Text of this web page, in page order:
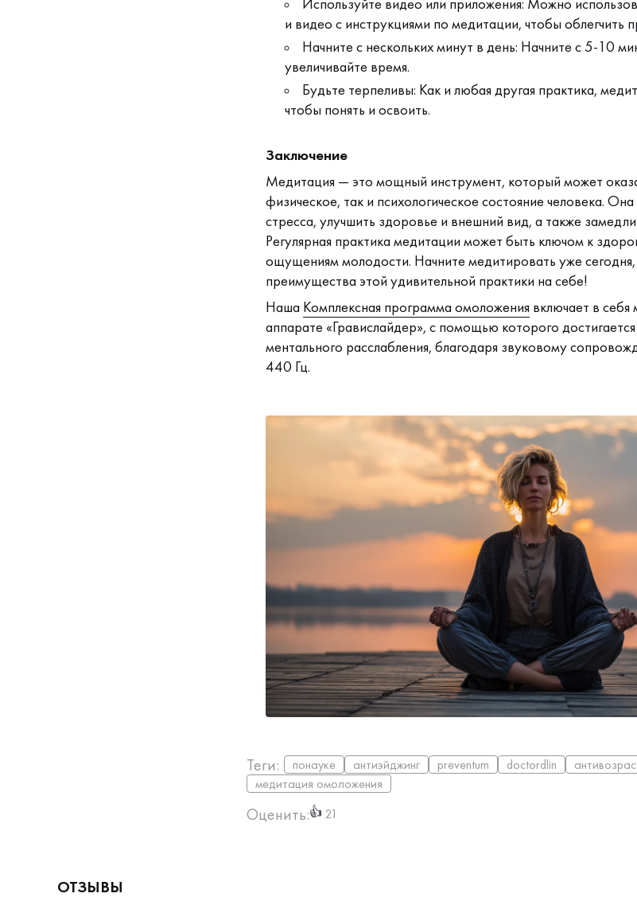
Используйте видео или приложения: Можно
и видео с инструкциями по медитации, чтобы облегчить
Начните с нескольких минут в день: Начните с 5-10
увеличивайте время.
Будьте терпеливы: Как и любая другая практика,
чтобы понять и освоить.
Заключение
Медитация — это мощный инструмент, который может
физическое, так и психологическое состояние человека.
стресса, улучшить здоровье и внешний вид, а также
Регулярная практика медитации может быть ключом к
ощущениям молодости. Начните медитировать уже
преимущества этой удивительной практики на себе!
Наша Комплексная программа омоложения включает в
аппарате «Гравислайдер», с помощью которого
ментального расслабления, благодаря звуковому
440 Гц.
Теги: понауке антиэйджинг preventum doctordlin
медитация омоложения
Оценить:👍 21
ОТЗЫВЫ